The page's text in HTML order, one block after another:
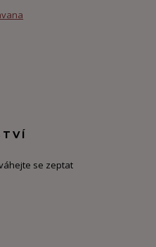
se zeptat